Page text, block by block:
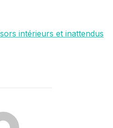
intérieurs et inattendus
PUBLICATION